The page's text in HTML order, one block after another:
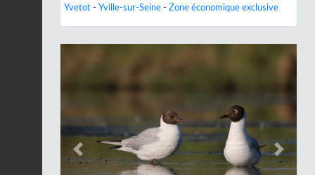
Yvetot - Yville-sur-Seine - Zone économique exclusive
Previous Next